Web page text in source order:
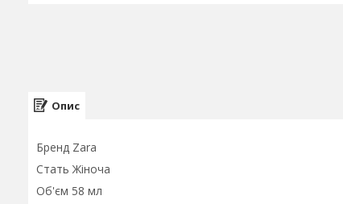
Опис
Бренд Zara
Стать Жіноча
Об'єм 58 мл